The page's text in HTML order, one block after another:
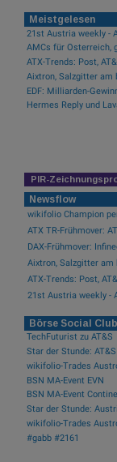
Meistgelesen
21st Austria weekly -
AMCs für Österreich,
ATX-Trends: Post,
EDF: Milliarden-
PIR-
Newsflow
wikifolio Champion
ATX TR-Frühmover:
DAX-Frühmover:
Aixtron, Salzgitter am
ATX-Trends: Post,
21st Austria weekly -
Börse Social
TechFuturist zu AT&S
Star der Stunde:
wikifolio-Trades
BSN MA-Event EVN
BSN MA-Event
wikifolio-Trades
#gabb #2161